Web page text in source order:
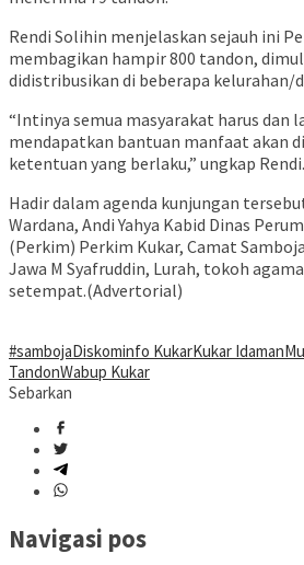
Rendi Solihin menjelaskan sejauh ini
membagikan hampir 800 tandon,
didistribusikan di beberapa kelurahan/
“Intinya semua masyarakat harus dan
mendapatkan bantuan manfaat akan
ketentuan yang berlaku,” ungkap Rendi.
Hadir dalam agenda kunjungan
Wardana, Andi Yahya Kabid Dinas
(Perkim) Perkim Kukar, Camat
Jawa M Syafruddin, Lurah, tokoh
setempat.(Advertorial)
#sambojaDiskominfo KukarKukar Idaman
TandonWabup Kukar
Sebarkan
Navigasi pos